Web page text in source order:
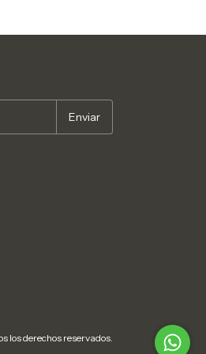
los derechos reservados.